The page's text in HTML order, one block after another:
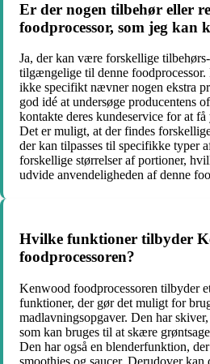
Er der nogen tilbehør eller
foodprocessor, som jeg kan
Ja, der kan være forskellige
tilgængelige til denne
ikke specifikt nævner nogen ekstra
god idé at undersøge producentens
kontakte deres kundeservice for at
Det er muligt, at der findes
der kan tilpasses til specifikke typer
forskellige størrelser af portioner,
udvide anvendeligheden af denne
Hvilke funktioner tilbyder
foodprocessoren?
Kenwood foodprocessoren tilbyder
funktioner, der gør det muligt for
madlavningsopgaver. Den har
som kan bruges til at skære
Den har også en blenderfunktion,
smoothies og saucer. Derudover